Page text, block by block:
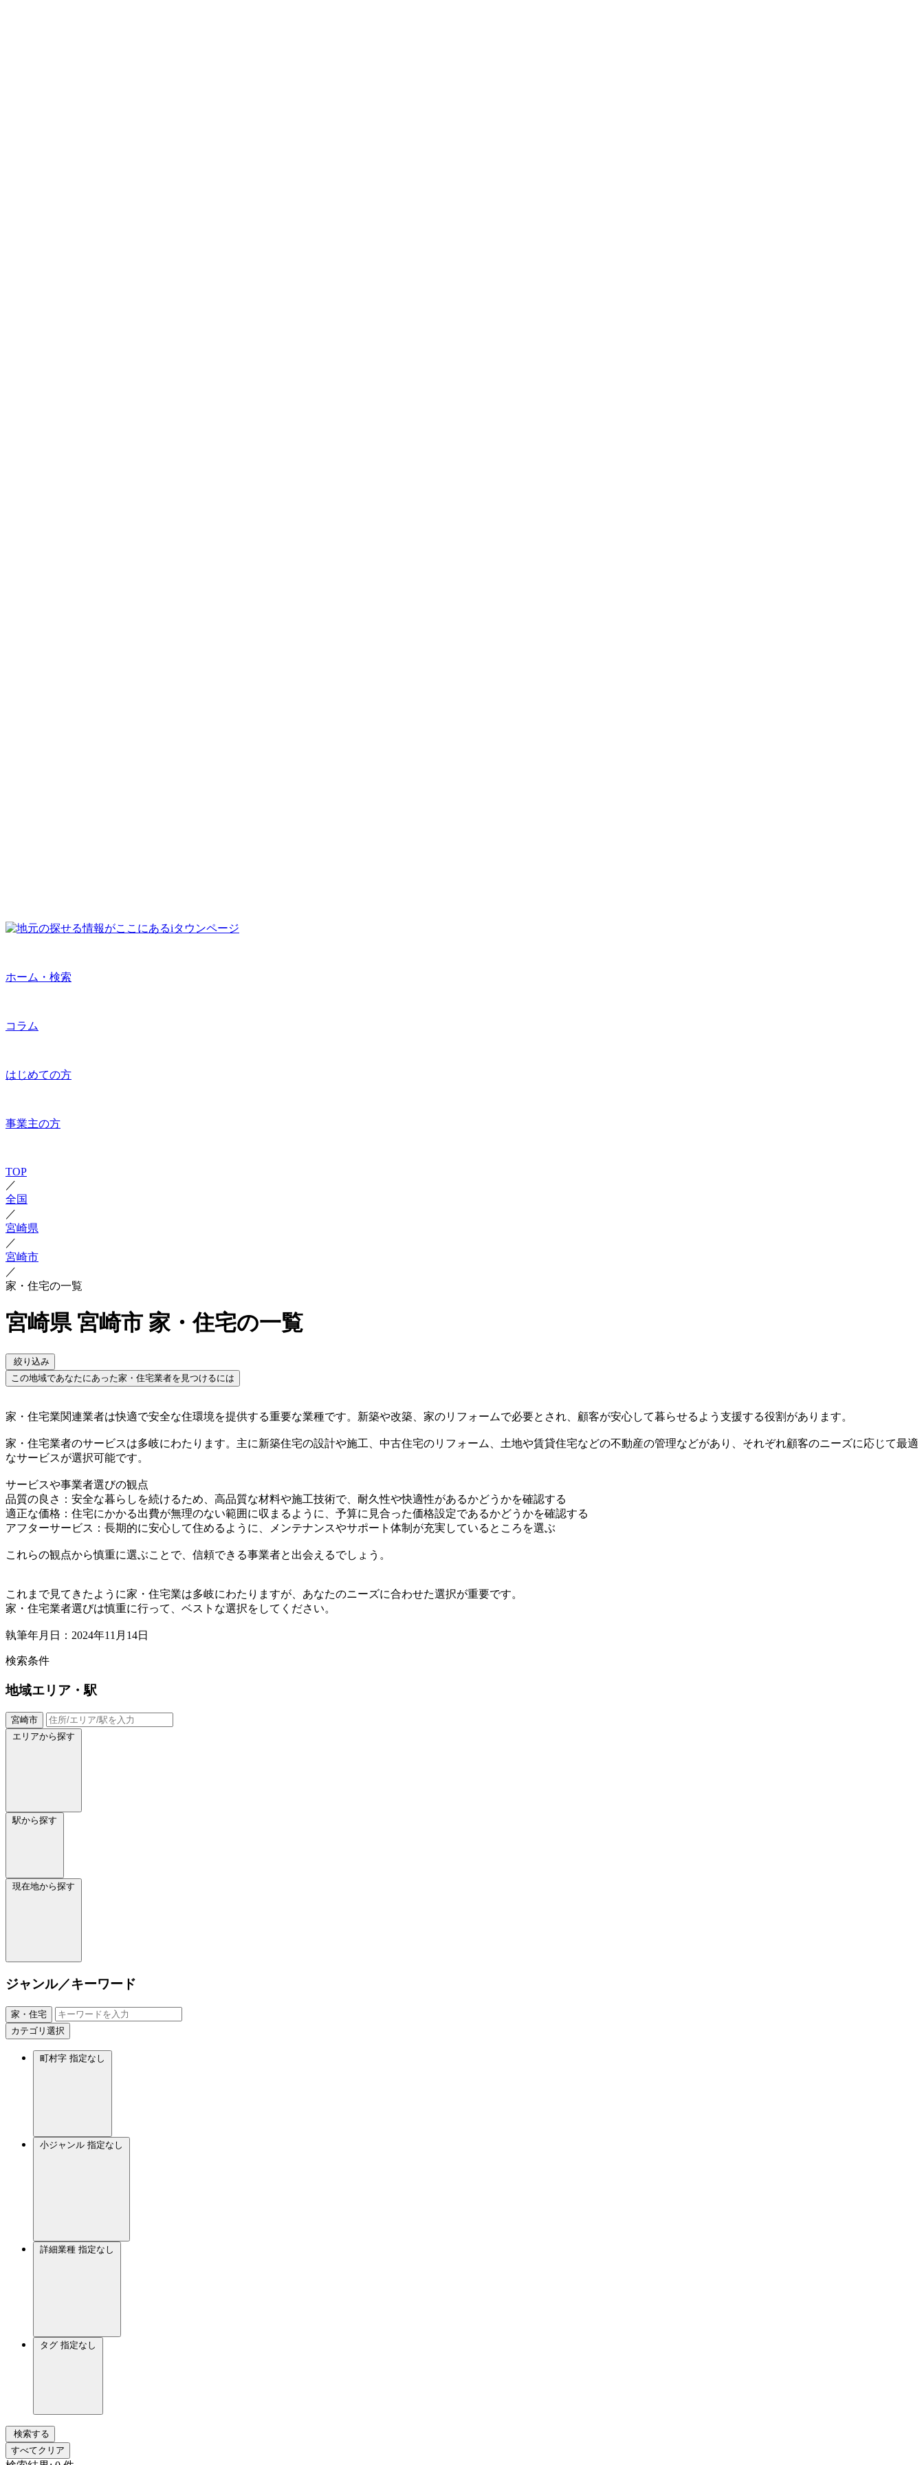
ホーム・検索
コラム
はじめての方
事業主の方
TOP
／
全国
／
宮崎県
／
宮崎市
／
家・住宅の一覧
宮崎県 宮崎市 家・住宅の一覧
絞り込み
この地域であなたにあった家・住宅業者を見つけるには
家・住宅業関連業者は快適で安全な住環境を提供する重要な業種です。新築や改築、家のリフォームで必要とされ、顧客が安心して暮らせるよう支援する役割があります。
家・住宅業者のサービスは多岐にわたります。主に新築住宅の設計や施工、中古住宅のリフォーム、土地や賃貸住宅などの不動産の管理などがあり、それぞれ顧客のニーズに応じて最適
なサービスが選択可能です。
サービスや事業者選びの観点
品質の良さ：安全な暮らしを続けるため、高品質な材料や施工技術で、耐久性や快適性があるかどうかを確認する
適正な価格：住宅にかかる出費が無理のない範囲に収まるように、予算に見合った価格設定であるかどうかを確認する
アフターサービス：長期的に安心して住めるように、メンテナンスやサポート体制が充実しているところを選ぶ
これらの観点から慎重に選ぶことで、信頼できる事業者と出会えるでしょう。
これまで見てきたように家・住宅業は多岐にわたりますが、あなたのニーズに合わせた選択が重要です。
家・住宅業者選びは慎重に行って、ベストな選択をしてください。
執筆年月日：2024年11月14日
検索条件
地域エリア・駅
宮崎市
エリアから探す
駅から探す
現在地から探す
ジャンル／キーワード
家・住宅
カテゴリ選択
町村字 指定なし
小ジャンル 指定なし
詳細業種 指定なし
タグ 指定なし
検索する
すべてクリア